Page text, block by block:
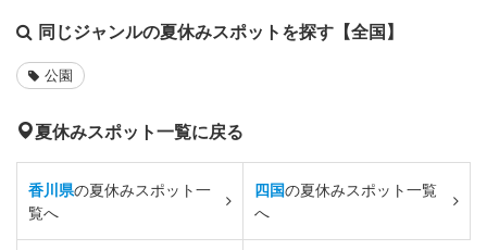
同じジャンルの夏休みスポットを探す【全国】
公園
夏休みスポット一覧に戻る
香川県の夏休みスポット一
覧へ
四国の夏休みスポット一覧
へ